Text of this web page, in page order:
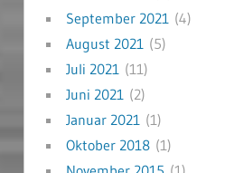
September 2021(4)
August 2021(5)
Juli 2021(11)
Juni 2021(2)
Januar 2021(1)
Oktober 2018(1)